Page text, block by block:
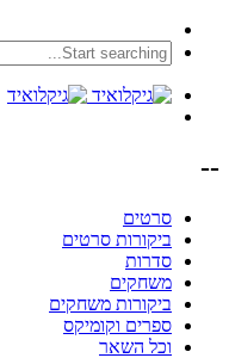
--
סרטים
ביקורות סרטים
סדרות
משחקים
ביקורות משחקים
ספרים וקומיקס
וכל השאר